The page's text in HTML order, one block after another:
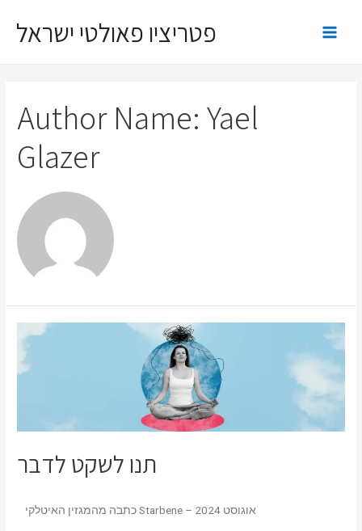
פטריציו פאולטי ישראל
Author Name: Yael
Glazer
תנו לשקט לדבר
כתבה מהמגזין האיטלקי Starbene – אוגוסט 2024